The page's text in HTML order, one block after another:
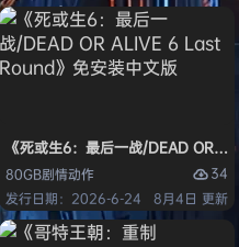
《死或生6：最后一战/DEAD OR
80GB剧情动作
34
发行日期：2026-6-24
8月4日 更新